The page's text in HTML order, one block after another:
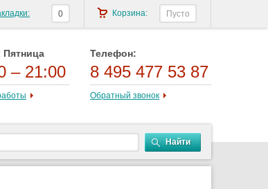
Пятница
– 21:00
Телефон:
8 495 477 53 87
Обратный звонок
Найти
Корзина: Пусто
0